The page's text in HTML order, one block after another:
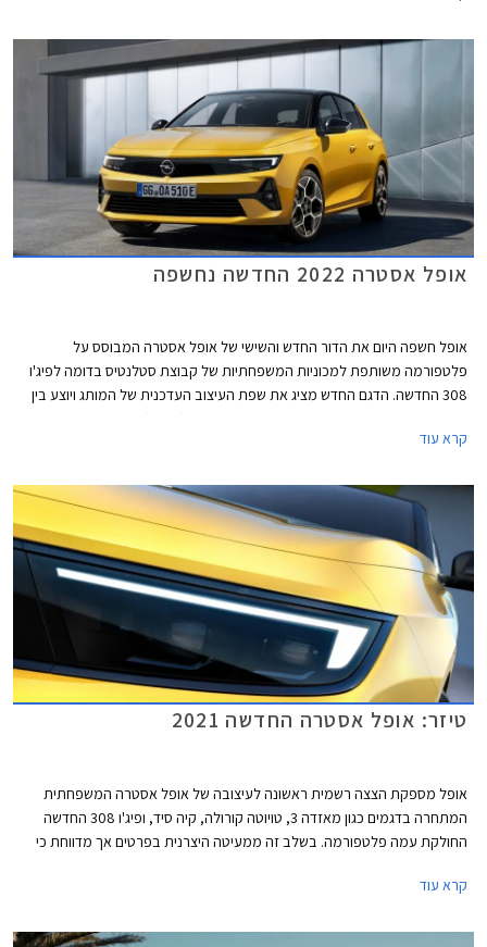
אופל אסטרה 2022 החדשה נחשפה
אופל חשפה היום את הדור החדש והשישי של אופל אסטרה המבוסס על
פלטפורמה משותפת למכוניות המשפחתיות של קבוצת סטלנטיס בדומה לפיג'ו
308 החדשה. הדגם החדש מציג את שפת העיצוב העדכנית של המותג ויוצע בין
היתר עם שתי יחידות הנעה מסוג פלאג-אין הייבריד (PHEV).
קרא עוד
טיזר: אופל אסטרה החדשה 2021
אופל מספקת הצצה רשמית ראשונה לעיצובה של אופל אסטרה המשפחתית
המתחרה בדגמים כגון מאזדה 3, טויוטה קורולה, קיה סיד, ופיג'ו 308 החדשה
החולקת עמה פלטפורמה. בשלב זה ממעיטה היצרנית בפרטים אך מדווחת כי
קרא עוד